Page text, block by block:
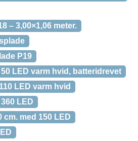
– 3,00×1,06 meter.
P19
LED varm hvid, batteridrevet
LED varm hvid
LED
med 150 LED